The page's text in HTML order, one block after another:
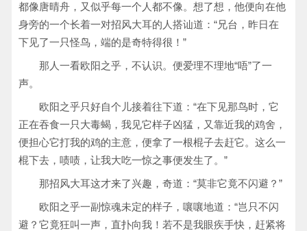
都像唐晴舟，又似乎每一个人都不像。想了想，他便向在他
身旁的一个长着一对招风大耳的人搭讪道：“兄台，昨日在
下见了一只怪鸟，端的是奇特得很！”
那人一看欧阳之乎，不认识。便爱理不理地“唔”了一
声。
欧阳之乎只好自个儿接着往下道：“在下见那鸟时，它
正在吞食一只大毒蝎，我见它样子凶猛，又靠近我的鸡舍，
便担心它打我的鸡的主意，便拿了一根棍子去赶它。这么一
棍下去，啧啧，让我大吃一惊之事便发生了。”
那招风大耳这才来了兴趣，奇道：“莫非它竟不闪避？”
欧阳之乎一副惊魂未定的样子，嚷嚷地道：“岂只不闪
避？它竟狂叫一声，直扑向我！若不是我眼疾手快，赶紧将